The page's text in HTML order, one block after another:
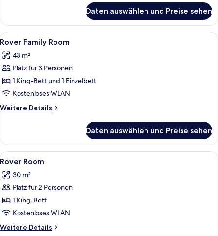
Room
with
Terrace
Daten auswählen und Preise sehen
Alle
Fotos
für
Rover
Family
Room
anzeigen
Ein modernes Hotelzimmer mit
5
Rover Family Room
43 m²
Platz für 3 Personen
1 King-Bett und 1 Einzelbett
Kostenloses WLAN
Weitere Details
Weitere
Family
Room
Daten auswählen und Preise sehen
Alle
Fotos
für
Rover
Room
anzeigen
Ein modernes Hotelzimmer mit
4
Rover Room
30 m²
Platz für 2 Personen
1 King-Bett
Kostenloses WLAN
Weitere Details
Weitere